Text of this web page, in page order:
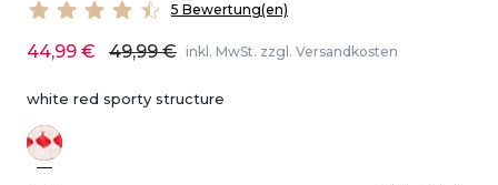
5 Bewertung(en)
44,99 € 49,99 € inkl. MwSt. zzgl. Versandkosten
white red sporty structure